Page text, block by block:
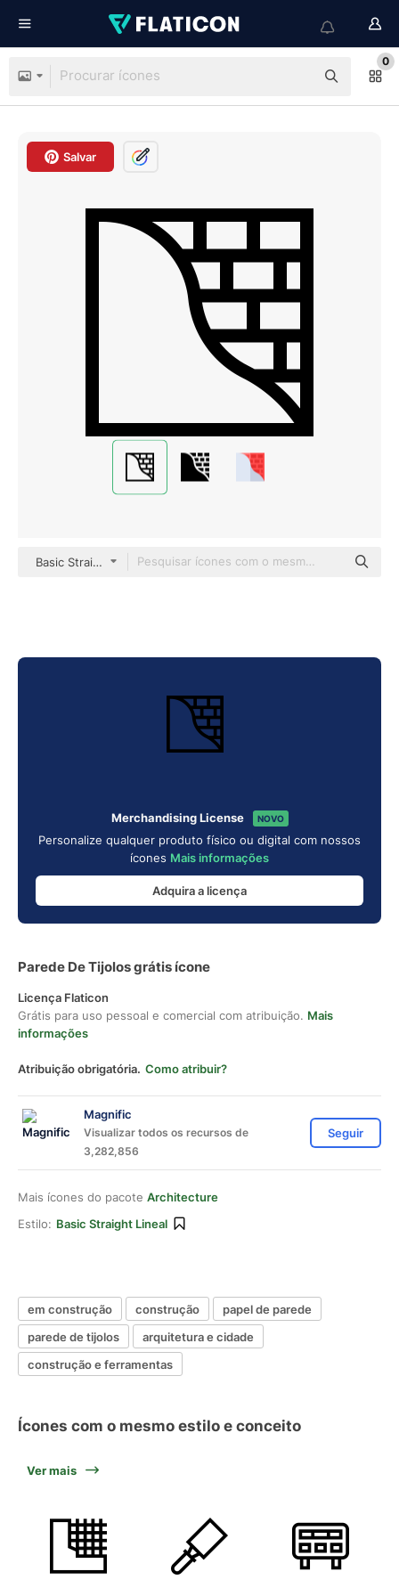
0
Salvar
Basic Straight Lineal
Merchandising License NOVO
Personalize qualquer produto físico ou digital com nossos
ícones Mais informações
Adquira a licença
Parede De Tijolos grátis ícone
Licença Flaticon
Grátis para uso pessoal e comercial com atribuição. Mais
informações
Atribuição obrigatória. Como atribuir?
Magnific
Visualizar todos os recursos de
3,282,856
Seguir
Mais ícones do pacote Architecture
Estilo: Basic Straight Lineal
em construção construção
papel de parede
parede de tijolos
arquitetura e cidade
construção e ferramentas
Ícones com o mesmo estilo e conceito
Ver mais